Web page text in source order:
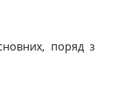
поряд з